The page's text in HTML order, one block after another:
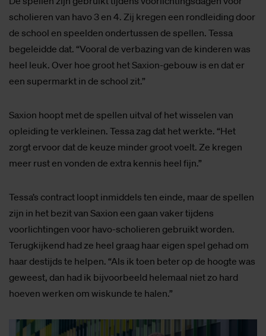
scholieren van havo 3 en 4. Zij kregen een rondleiding door
de school en speelden ondertussen de spellen. Tessa
begeleidde dat. “Vooral de verbazing van de kinderen was
heel leuk. Over hoe groot het Saxion-gebouw is en dat er
een supermarkt in de school zit.”
Saxion hoopt met de spellen uitval of het wisselen van
opleiding te verkleinen. Tessa zag dat het werkte. “Het
zorgt ervoor dat de keuze minder groot voelt. Ze kregen
meer rust en vonden de extra kennis heel fijn.”
Tessa’s contract loopt inmiddels ten einde, maar de spellen
zijn in het bezit van Saxion een gaan vaker tijdens
voorlichtingen voor havo-scholieren gebruikt worden.
Terugkijkend had ze heel graag haar eigen spel gehad om
haar destijds te helpen. “Als ik toen beter op de hoogte was
geweest, dan had ik bijvoorbeeld helemaal niet zo hard
hoeven werken om wiskunde te halen.”